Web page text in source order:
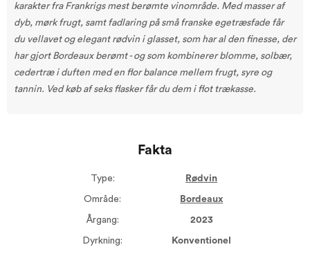
karakter fra Frankrigs mest berømte vinområde. Med masser af
dyb, mørk frugt, samt fadlaring på små franske egetræsfade får
du vellavet og elegant rødvin i glasset, som har al den finesse, der
har gjort Bordeaux berømt - og som kombinerer blomme, solbær,
cedertræ i duften med en flor balance mellem frugt, syre og
tannin. Ved køb af seks flasker får du dem i flot trækasse.
Fakta
Type: Rødvin
Område: Bordeaux
Årgang: 2023
Dyrkning: Konventionel